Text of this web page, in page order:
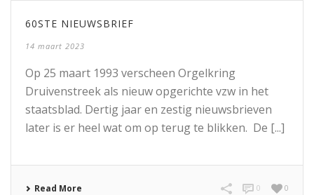
60STE NIEUWSBRIEF
14 maart 2023
Op 25 maart 1993 verscheen Orgelkring
Druivenstreek als nieuw opgerichte vzw in het
staatsblad. Dertig jaar en zestig nieuwsbrieven
later is er heel wat om op terug te blikken. De [...]
Read More 0
0